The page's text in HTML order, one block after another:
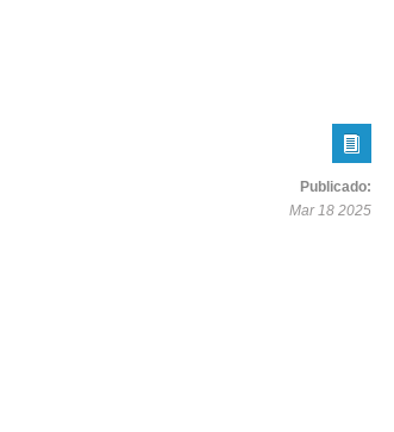
Publicado:
Mar 18 2025